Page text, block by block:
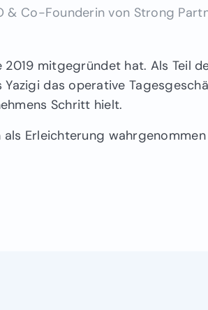
& Co-Founderin von Strong
mitgegründet hat. Als Teil
das operative
Schritt hielt.
Erleichterung